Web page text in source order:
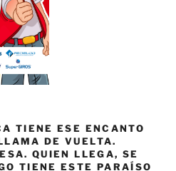
TIENE ESE ENCANTO
DE VUELTA.
QUIEN LLEGA, SE
TIENE ESTE PARAÍSO